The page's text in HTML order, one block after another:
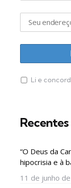
Li e
Recentes
“O Deus da
hipocrisia e à
11 de junho